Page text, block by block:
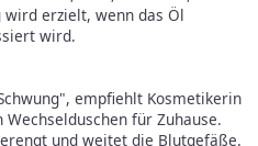
wird erzielt, wenn das Öl
wird.
empfiehlt Kosmetikerin
für Zuhause.
und weitet die Blutgefäße.